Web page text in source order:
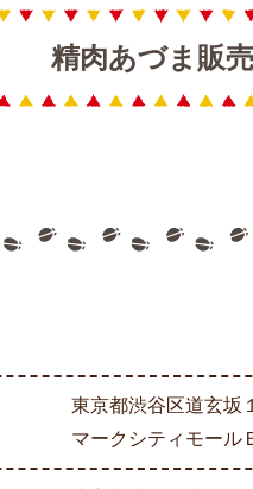
精肉あづま販
東京都渋谷区道玄坂
マークシティモール